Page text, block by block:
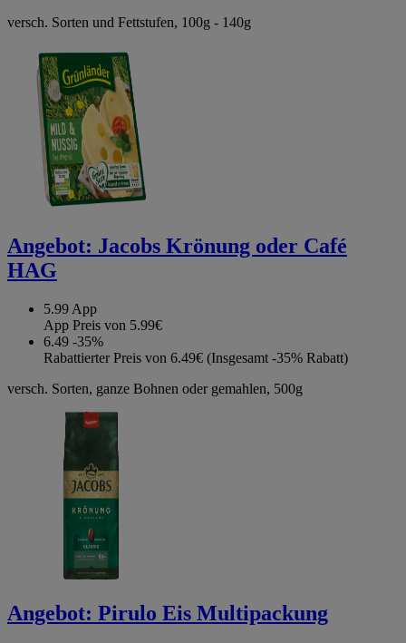
versch. Sorten und Fettstufen, 100g - 140g
Angebot: Jacobs Krönung oder Café
HAG
5.99 App
App Preis von 5.99€
6.49 -35%
Rabattierter Preis von 6.49€ (Insgesamt -35% Rabatt)
versch. Sorten, ganze Bohnen oder gemahlen, 500g
Angebot: Pirulo Eis Multipackung